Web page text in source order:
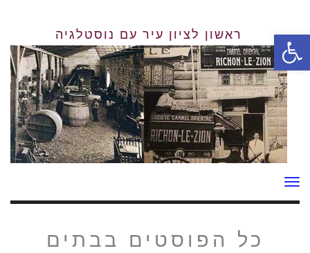
תפריט
כל הפוסטים בבתים
פתח סרגל נגישות